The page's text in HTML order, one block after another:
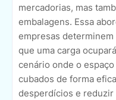
mercadorias, mas
embalagens. Essa
empresas
que uma carga
cenário onde o
cubados de forma
desperdícios e reduzir